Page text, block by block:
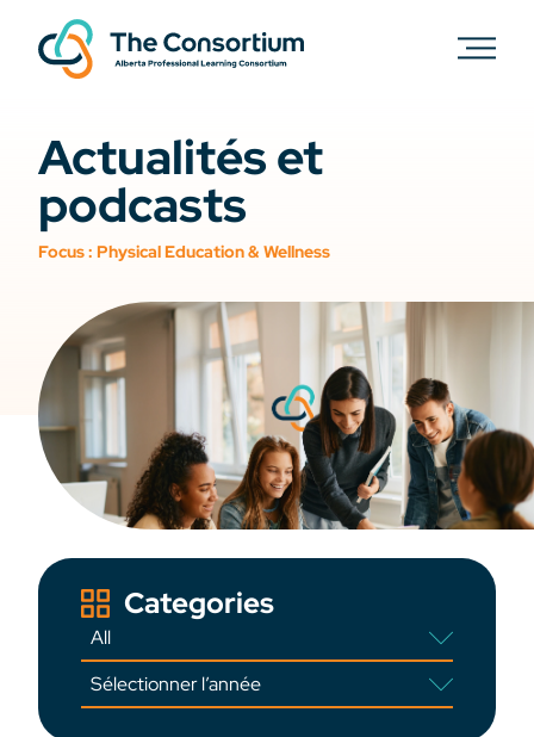
Actualités et
podcasts
Focus : Physical Education & Wellness
Categories